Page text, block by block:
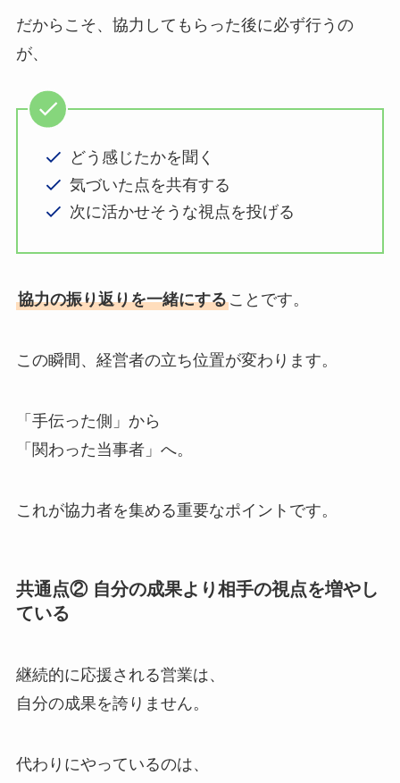
だからこそ、協力してもらった後に必ず行うの
が、
どう感じたかを聞く
気づいた点を共有する
次に活かせそうな視点を投げる
協力の振り返りを一緒にすることです。
この瞬間、経営者の立ち位置が変わります。
「手伝った側」から
「関わった当事者」へ。
これが協力者を集める重要なポイントです。
共通点② 自分の成果より相手の視点を増やし
ている
継続的に応援される営業は、
自分の成果を誇りません。
代わりにやっているのは、